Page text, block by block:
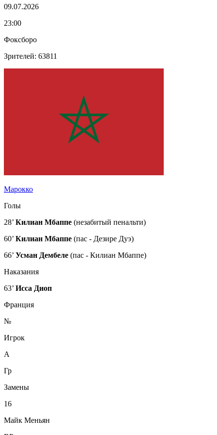
09.07.2026
23:00
Фоксборо
Зрителей: 63811
Марокко
Голы
28’ Килиан Мбаппе (незабитый пенальти)
60’ Килиан Мбаппе (пас - Дезире Дуэ)
66’ Усман Дембеле (пас - Килиан Мбаппе)
Наказания
63’ Исса Диоп
Франция
№
Игрок
А
Гр
Замены
16
Майк Меньян